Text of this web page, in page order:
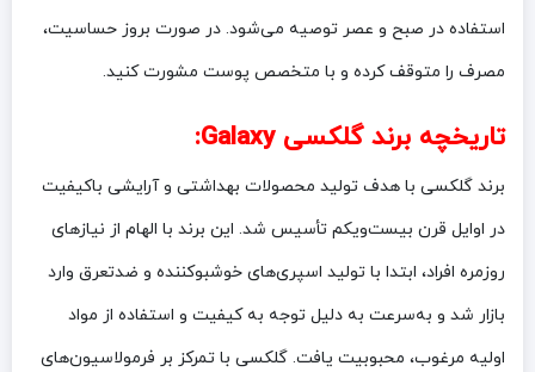
استفاده در صبح و عصر توصیه می‌شود. در صورت بروز حساسیت،
مصرف را متوقف کرده و با متخصص پوست مشورت کنید.
تاریخچه برندگلکسی Galaxy :
برند گلکسی با هدف تولید محصولات بهداشتی و آرایشی باکیفیت
در اوایل قرن بیست‌ویکم تأسیس شد. این برند با الهام از نیازهای
روزمره افراد، ابتدا با تولید اسپری‌های خوشبوکننده و ضدتعرق وارد
بازار شد و به‌سرعت به دلیل توجه به کیفیت و استفاده از مواد
اولیه مرغوب، محبوبیت یافت. گلکسی با تمرکز بر فرمولاسیون‌های